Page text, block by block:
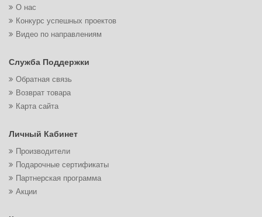
О нас
Конкурс успешных проектов
Видео по направлениям
Служба Поддержки
Обратная связь
Возврат товара
Карта сайта
Личный Кабинет
Производители
Подарочные сертификаты
Партнерская программа
Акции